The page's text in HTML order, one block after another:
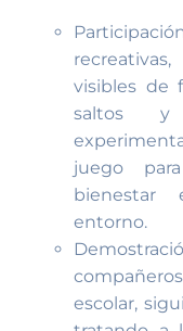
visibles de
saltos y
juego
bienestar
entorno.
escolar,